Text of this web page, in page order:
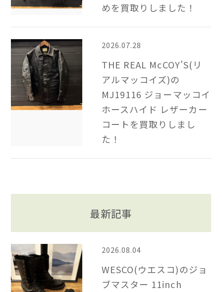
めを買取りしました！
2026.07.28
THE REAL McCOY’S(リ
アルマッコイズ)の
MJ19116 ジョーマッコイ
ホースハイド レザーカー
コートを買取りしまし
た！
最新記事
2026.08.04
WESCO(ウエスコ)のジョ
ブマスター 11inch